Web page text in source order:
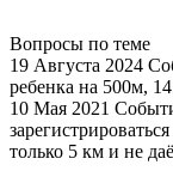
replica
bvlgari
watches
+maserati
online
Вопросы по теме
19 Августа 2024
ребенка на 500м,
10 Мая 2021
только 5 км и не